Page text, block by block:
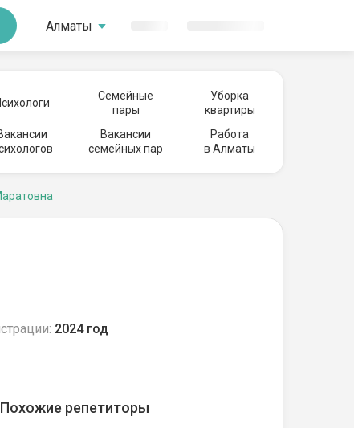
Алматы
Семейные
пары
Уборка
квартиры
Вакансии
семейных пар
Работа
в Алматы
2024 год
Похожие репетиторы